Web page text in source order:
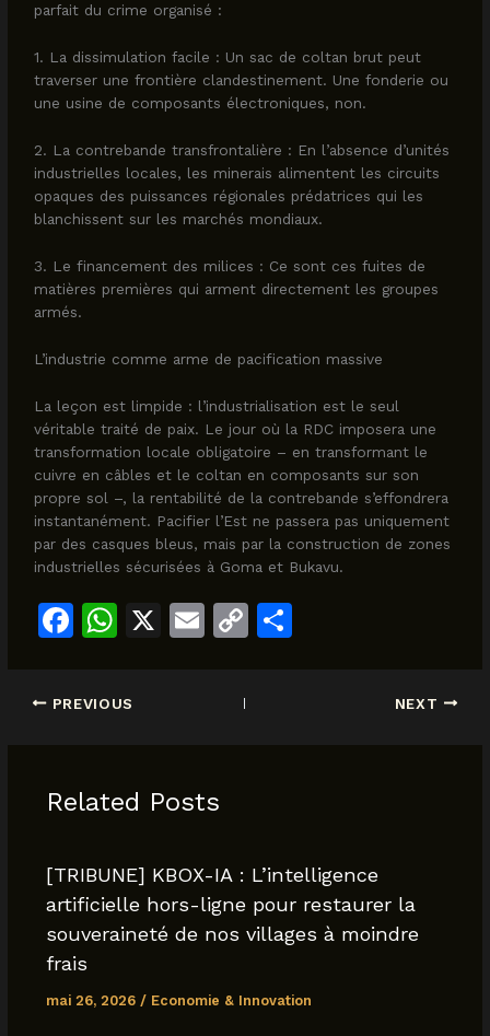
parfait du crime organisé :
1. La dissimulation facile : Un sac de coltan brut peut
traverser une frontière clandestinement. Une fonderie ou
une usine de composants électroniques, non.
2. La contrebande transfrontalière : En l’absence d’unités
industrielles locales, les minerais alimentent les circuits
opaques des puissances régionales prédatrices qui les
blanchissent sur les marchés mondiaux.
3. Le financement des milices : Ce sont ces fuites de
matières premières qui arment directement les groupes
armés.
L’industrie comme arme de pacification massive
La leçon est limpide : l’industrialisation est le seul
véritable traité de paix. Le jour où la RDC imposera une
transformation locale obligatoire – en transformant le
cuivre en câbles et le coltan en composants sur son
propre sol –, la rentabilité de la contrebande s’effondrera
instantanément. Pacifier l’Est ne passera pas uniquement
par des casques bleus, mais par la construction de zones
industrielles sécurisées à Goma et Bukavu.
F
c
o
k
W
at
p
X
E
C
PREVIOUS NEXT
Related Posts
[TRIBUNE] KBOX-IA : L’intelligence
artificielle hors-ligne pour restaurer la
souveraineté de nos villages à moindre
frais
mai 26, 2026 / Economie & Innovation